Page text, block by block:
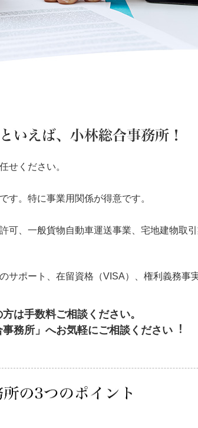
せください。
す。特に事業用関係が得意です。
可、一般貨物自動車運送事業、宅地建物取
サポート、在留資格（VISA）、権利義務事
は手数料ご相談ください。
務所」へお気軽にご相談ください︕